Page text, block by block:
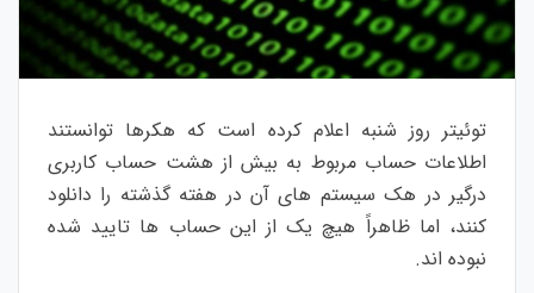
توئیتر روز شنبه اعلام کرده است که هکرها توانستند
اطلاعات حساب مربوط به بیش از هشت حساب کاربری
درگیر در هک سیستم های آن در هفته گذشته را دانلود
کنند، اما ظاهراً هیچ یک از این حساب ها تایید شده
نبوده اند.